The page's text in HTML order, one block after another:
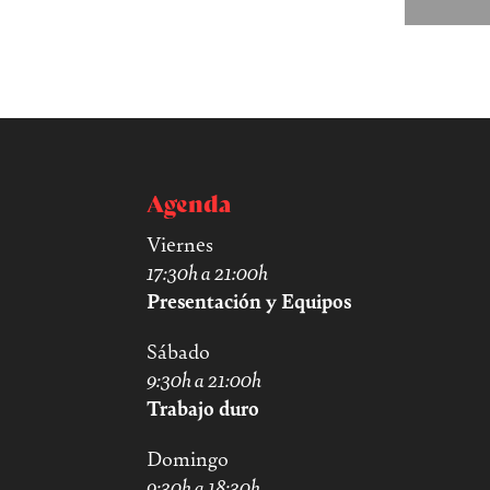
Agenda
Viernes
17:30h a 21:00h
Presentación y Equipos
Sábado
9:30h a 21:00h
Trabajo duro
Domingo